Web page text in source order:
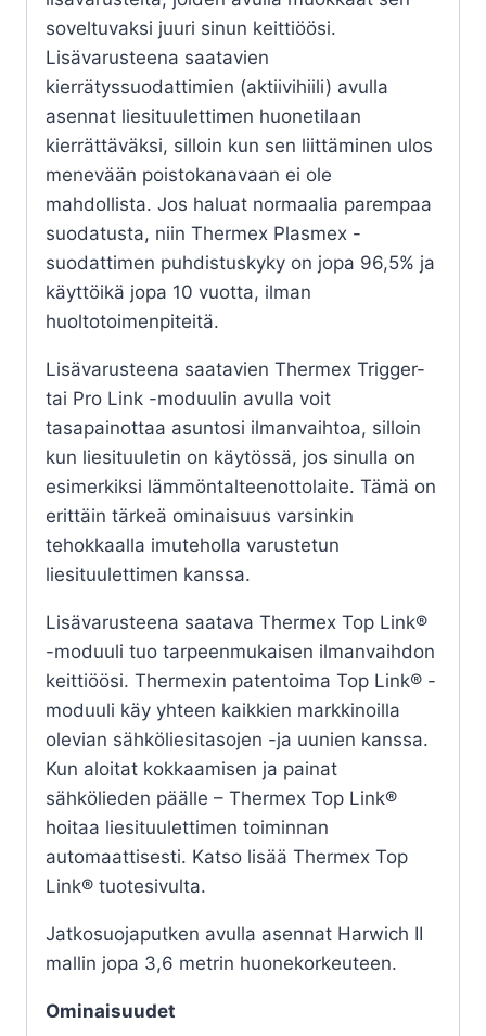
soveltuvaksi juuri sinun keittiöösi.
Lisävarusteena saatavien
kierrätyssuodattimien (aktiivihiili) avulla
asennat liesituulettimen huonetilaan
kierrättäväksi, silloin kun sen liittäminen ulos
menevään poistokanavaan ei ole
mahdollista. Jos haluat normaalia parempaa
suodatusta, niin Thermex Plasmex -
suodattimen puhdistuskyky on jopa 96,5% ja
käyttöikä jopa 10 vuotta, ilman
huoltotoimenpiteitä.
Lisävarusteena saatavien Thermex Trigger-
tai Pro Link -moduulin avulla voit
tasapainottaa asuntosi ilmanvaihtoa, silloin
kun liesituuletin on käytössä, jos sinulla on
esimerkiksi lämmöntalteenottolaite. Tämä on
erittäin tärkeä ominaisuus varsinkin
tehokkaalla imuteholla varustetun
liesituulettimen kanssa.
Lisävarusteena saatava Thermex Top Link®
-moduuli tuo tarpeenmukaisen ilmanvaihdon
keittiöösi. Thermexin patentoima Top Link® -
moduuli käy yhteen kaikkien markkinoilla
olevian sähköliesitasojen -ja uunien kanssa.
Kun aloitat kokkaamisen ja painat
sähkölieden päälle – Thermex Top Link®
hoitaa liesituulettimen toiminnan
automaattisesti. Katso lisää Thermex Top
Link® tuotesivulta.
Jatkosuojaputken avulla asennat Harwich II
mallin jopa 3,6 metrin huonekorkeuteen.
Ominaisuudet